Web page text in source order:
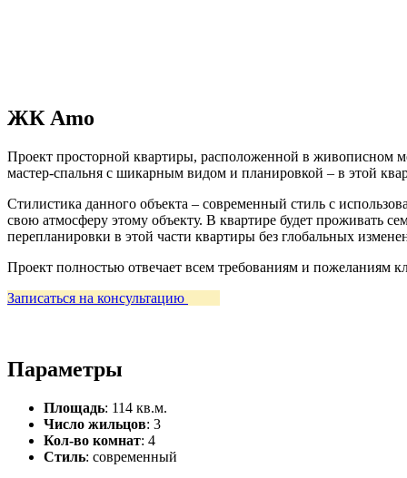
ЖК Amo
Проект просторной квартиры, расположенной в живописном
мастер-спальня с шикарным видом и планировкой – в этой
Стилистика данного объекта – современный стиль с
свою атмосферу этому объекту. В квартире будет проживать
перепланировки в этой части квартиры без глобальных
Проект полностью отвечает всем требованиям и пожеланиям
Записаться на консультацию
Параметры
Площадь: 114 кв.м.
Число жильцов: 3
Кол-во комнат: 4
Стиль: современный